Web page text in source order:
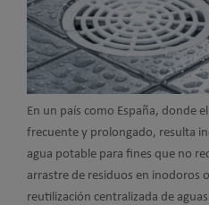
En un país como España, donde
frecuente y prolongado, resulta
agua potable para fines que no
arrastre de residuos en inodoros
reutilización centralizada de